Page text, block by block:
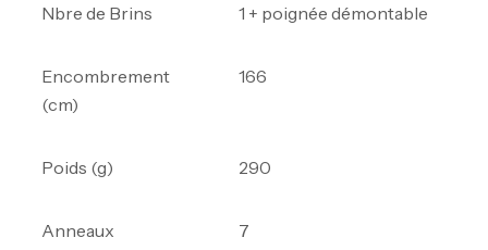
Nbre de Brins 1 + poignée démontable
Encombrement
(cm)
166
Poids (g) 290
Anneaux 7